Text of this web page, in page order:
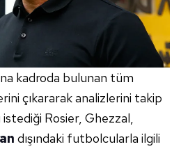
kadroda bulunan tüm
çıkararak analizlerini takip
istediği Rosier, Ghezzal,
dışındaki futbolcularla ilgili